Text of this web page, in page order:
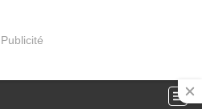
Publicité